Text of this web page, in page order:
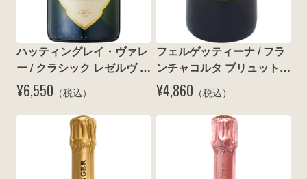
ハッティングレイ・ヴァレ
ー / クラシック レゼルヴ ブ
リュット N.V.
¥6,550 （税込）
フェルゲッティーナ / フラ
ンチャコルタ ブリュット
N.V.
¥4,860 （税込）